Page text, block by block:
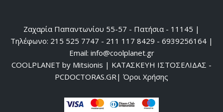
Ζαχαρία Παπαντωνίου 55-57 - Πατήσια - 11145 |
Τηλέφωνο: 215 525 7747 - 211 117 8429 - 6939256164 |
Email: info@coolplanet.gr
COOLPLANET by Mitsionis | ΚΑΤΑΣΚΕΥΗ ΙΣΤΟΣΕΛΙΔΑΣ -
PCDOCTORAS.GR| Όροι Χρήσης